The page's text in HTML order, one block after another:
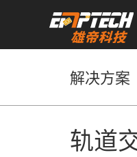
解决方案
轨道